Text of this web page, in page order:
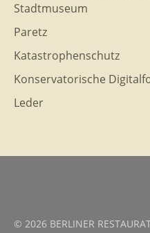
Stadtmuseum
Paretz
Katastrophenschutz
Konservatorische
Leder
© 2026 BERLINER